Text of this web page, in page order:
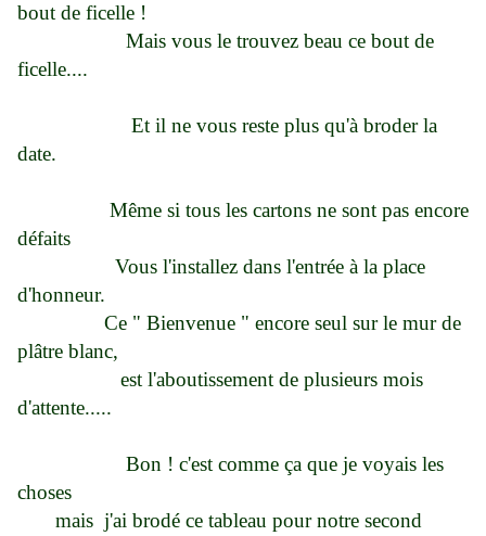
bout de ficelle !
Mais vous le trouvez beau ce bout de
ficelle....
Et il ne vous reste plus qu'à broder la
date.
Même si tous les cartons ne sont pas encore
défaits
Vous l'installez dans l'entrée à la place
d'honneur.
Ce " Bienvenue " encore seul sur le mur de
plâtre blanc,
est l'aboutissement de plusieurs mois
d'attente.....
Bon ! c'est comme ça que je voyais les
choses
mais j'ai brodé ce tableau pour notre second